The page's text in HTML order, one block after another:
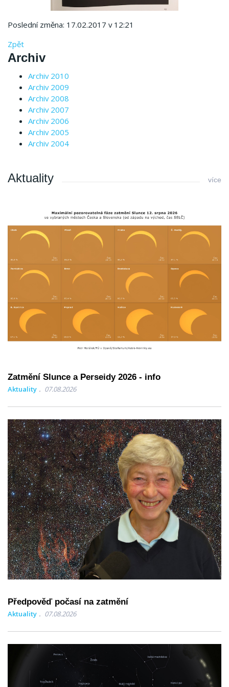
Poslední změna: 17.02.2017 v 12:21
Zpět
Archiv
Archiv 2010
Archiv 2009
Archiv 2008
Archiv 2007
Archiv 2006
Archiv 2005
Archiv 2004
Aktuality více
Zatmění Slunce a Perseidy 2026 - info
Aktuality 07.08.2026
Předpověď počasí na zatmění
Aktuality 07.08.2026